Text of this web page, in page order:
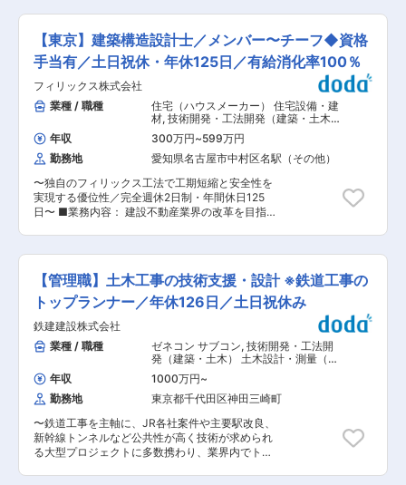
携わっていただくことも期待しています。 ■業務
詳細： ・建具をはじめとした専門工事の積算・施
工図・製造等に関するDXプロダクト開発 —社
内、社外プロジェクト管理・調整業務 ・建設業界
の業務フローの改善／効率化に関するゼネコンを
はじめとした、ステークホルダーへの提案〜開発
のための要件定 ・社内の関係部署(システム開発
チーム等)との連携・協議 ■BuildAppサービス詳
細：https://www.youtube.com/watch?
v=reFaYwEVmDM（７分程度） ■建設業界の
「脱炭素化」や「効率化」は国も推進しており国
とも連携しながら進めることもございます。社会
インフラを支えたい方や建設業界の「不」を解決
すぐにお任せする業務： 「BuildApp建具」プロ
ダクト開発における情報基盤の整備や要件定義な
「BuildApp」関連サービス（建具-内装連携な
ど）のプロダクト開発マネジメント 変更の範囲：
会社の定める業務
用申請、開発行為許可申請、農地法、道路法、工
場立地法等)許認可申請 ■業務の面白み、難し
さ： ・面白み：事業化にいたるまでのプロセス／
事業化以降完成までのスピード／意思決定者(社長
や役員)と関われる事（勉強になります） ・難し
さ：事業規模が大きくなれば関係者が多くなり調
整(落とし所の見極め)が必要／事業化以降完成ま
でのスピード感(面白さで有り難しさでもある)／
幅広い知見が必要（時間は掛かりますが、経験を
積むことで得られる） ■教育体制（入社後フォロ
ーアップ）： 最初は先輩指導のもと、出来る業務
を行なって頂きます。経験を経て担当を持って
も、大規模案件や難易度が高い案件等は、上司と
一緒に協議を行うようにします。 現場（測量）の
知識も必要となりますので、現場作業も経験して
頂く可能性も有ります。 ■お客様先情報： 官公
ン、建築士事務所） ■会社の安定性： 大きな
案件（アルフレッサ静岡物流センター）にて、造
成設計や開発行為等の各種許認可申請では清水建
設の設計長と密にやり取りを行いました。また、
工事着手後は工事長と密にやり取りを行い、変更
設計や変更申請等で一緒に仕事を行うなど大手顧
客とも親交が厚いです。官公庁の仕事だけではな
く民間の仕事も獲得出来ており、大手案件も任せ
て頂ける会社です。 変更の範囲：会社の定める業
務
【東京】建築構造設計士／メンバー〜チーフ◆資格
手当有／土日祝休・年休125日／有給消化率100％
フィリックス株式会社
業種 / 職種
住宅（ハウスメーカー） 住宅設備・建
材, 技術開発・工法開発（建築・土木）
構造設計
年収 300万円~599万円
勤務地
愛知県名古屋市中村区名駅（その他）
〜独自のフィリックス工法で工期短縮と安全性を
実現する優位性／完全週休2日制・年間休日125
日〜 ■業務内容： 建設不動産業界の改革を目指
て、建築構造設計士の業務をご担当いただきま
す。 ■業務詳細： ・構造図作成、確認 ・構造計
算書作成 ・構造関連確認申請 ・新技術、新工法
の開発 ・施工図、納まり図、施工マニュアルの作
成 ・構造関連積算業務 ・社内工事検査実施 ・
行政審査機関検査立ち合い ・図面（施工図含む）
チェック承認 ・工事完了報告書の確認 ・設計施
工全般の周知、指導 ・マネジメント業務 ＜使用
ソフト＞ ・Kizukuri2×４ ・RCチャート ・JW-
CAD ■当社の魅力： 【独自工法で革命を起こす
企業】 ◎「建設不動産改革で人々を幸せに」を掲
げ、投資用マンション建設をメイン事業とし、急
成長中の会社です。 ◎当社が独自で開発した［フ
ィリックス工法7.0］においては、建築における
全工程の7割ほどを工場で行い、現地での作業を
最小限まで簡略化したことにより、工期の短縮の
【管理職】土木工事の技術支援・設計 ※鉄道工事の
トップランナー／年休126日／土日祝休み
鉄建建設株式会社
業種 / 職種
ゼネコン サブコン, 技術開発・工法開
発（建築・土木） 土木設計・測量（橋
梁）
年収 1000万円~
勤務地
東京都千代田区神田三崎町
〜鉄道工事を主軸に、JR各社案件や主要駅改良、
新幹線トンネルなど公共性が高く技術が求められ
る大型プロジェクトに多数携わり、業界内でトッ